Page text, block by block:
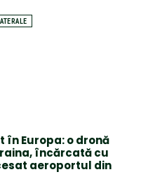
Europa: o dronă
încărcată cu
aeroportul din